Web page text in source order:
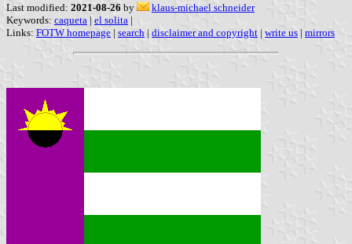
Last modified: 2021-08-26 by
klaus-michael schneider
Keywords: caqueta | el solita |
Links: FOTW homepage | search | disclaimer and copyright | write us | mirrors